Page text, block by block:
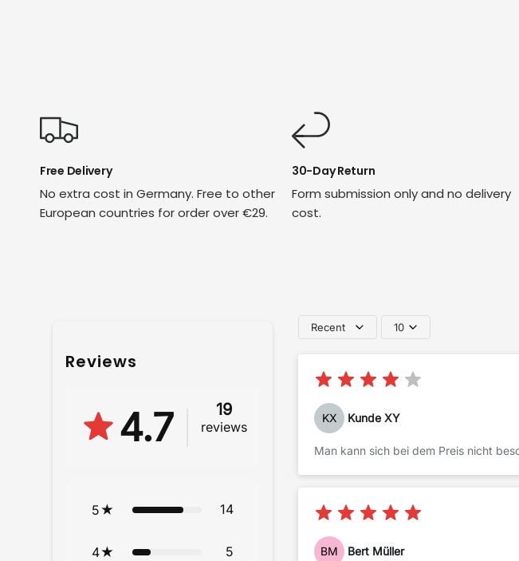
Free Delivery
No extra cost in Germany. Free to other
European countries for order over €29.
30-Day Return
Form submission only and no delivery
cost.
Reviews
4.7 19
reviews
5 14
4 5
Recent 10
KX Kunde XY
Man kann sich bei dem Preis nicht
BM Bert Müller